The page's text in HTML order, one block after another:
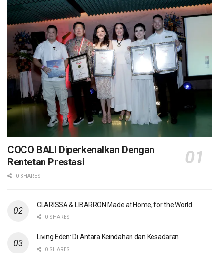
COCO BALI Diperkenalkan Dengan
Rentetan Prestasi
0 SHARES
CLARISSA & LIBARRON Made at Home, for the World
0 SHARES
Living Eden: Di Antara Keindahan dan Kesadaran
0 SHARES